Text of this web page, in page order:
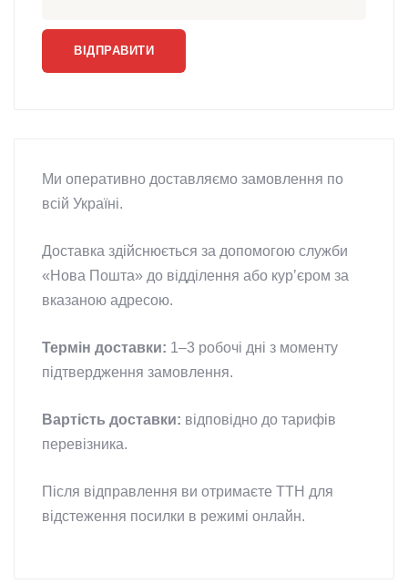
Ми оперативно доставляємо замовлення по
всій Україні.
Доставка здійснюється за допомогою служби
«Нова Пошта» до відділення або курʼєром за
вказаною адресою.
Термін доставки: 1–3 робочі дні з моменту
підтвердження замовлення.
Вартість доставки: відповідно до тарифів
перевізника.
Після відправлення ви отримаєте ТТН для
відстеження посилки в режимі онлайн.